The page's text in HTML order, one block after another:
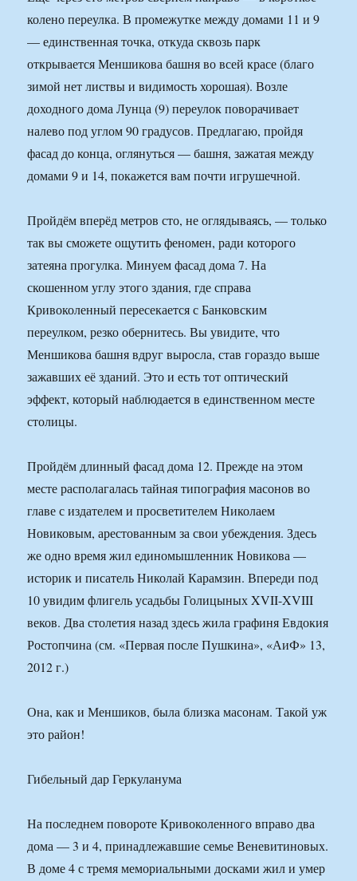
колено переулка. В промежутке между домами 11 и 9
— единственная точка, откуда сквозь парк
открывается Меншикова башня во всей красе (благо
зимой нет листвы и видимость хорошая). Возле
доходного дома Лунца (9) переулок поворачивает
налево под углом 90 градусов. Предлагаю, пройдя
фасад до конца, оглянуться — башня, зажатая между
домами 9 и 14, покажется вам почти игрушечной.
Пройдём вперёд метров сто, не оглядываясь, — только
так вы сможете ощутить феномен, ради которого
затеяна прогулка. Минуем фасад дома 7. На
скошенном углу этого здания, где справа
Кривоколенный пересекается с Банковским
переулком, резко обернитесь. Вы увидите, что
Меншикова башня вдруг выросла, став гораздо выше
зажавших её зданий. Это и есть тот оптический
эффект, который наблюдается в единственном месте
столицы.
Пройдём длинный фасад дома 12. Прежде на этом
месте располагалась тайная типография масонов во
главе с издателем и просветителем Николаем
Новиковым, арестованным за свои убеждения. Здесь
же одно время жил единомышленник Новикова —
историк и писатель Николай Карамзин. Впереди под
10 увидим флигель усадьбы Голицыных XVII-XVIII
веков. Два столетия назад здесь жила графиня Евдокия
Ростопчина (см. «Первая после Пушкина», «АиФ» 13,
2012 г.)
Она, как и Меншиков, была близка масонам. Такой уж
это район!
Гибельный дар Геркуланума
На последнем повороте Кривоколенного вправо два
дома — 3 и 4, принадлежавшие семье Веневитиновых.
В доме 4 с тремя мемориальными досками жил и умер